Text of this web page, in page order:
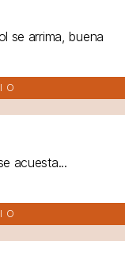
se arrima, buena
acuesta...